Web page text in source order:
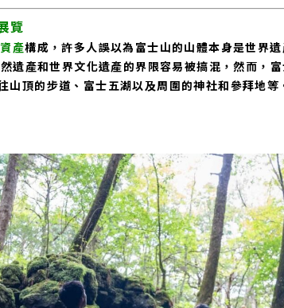
覽
產構成，許多人誤以為富士山的山體本身是世界
遺產和世界文化遺產的界限容易被搞混，然而，
山頂的步道、富士五湖以及周圍的神社和參拜地